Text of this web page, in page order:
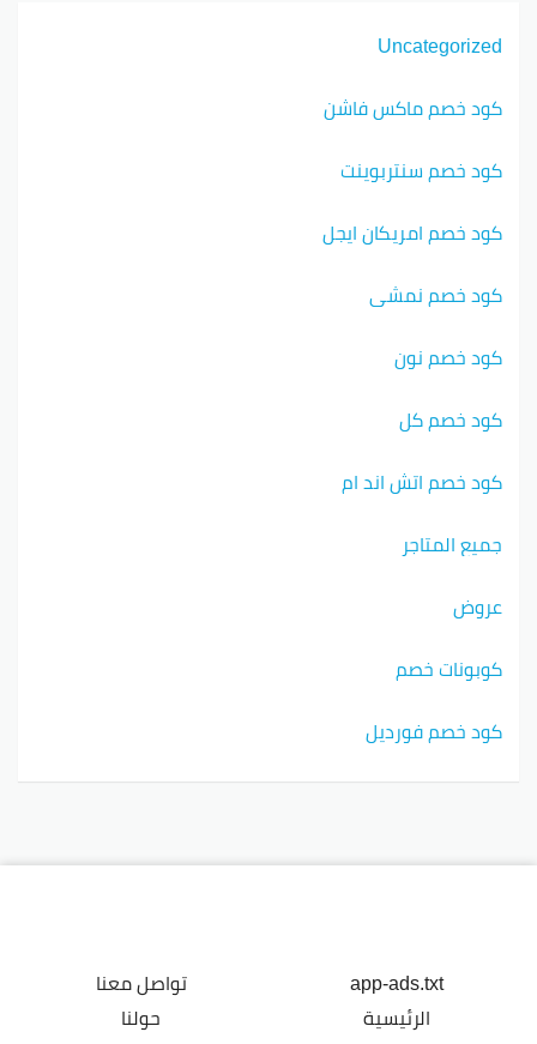
Uncategorized
كود خصم ماكس فاشن
كود خصم سنتربوينت
كود خصم امريكان ايجل
كود خصم نمشي
كود خصم نون
كود خصم كل
كود خصم اتش اند ام
جميع المتاجر
عروض
كوبونات خصم
كود خصم فورديل
app-ads.txt
الرئيسية
تواصل معنا
حولنا